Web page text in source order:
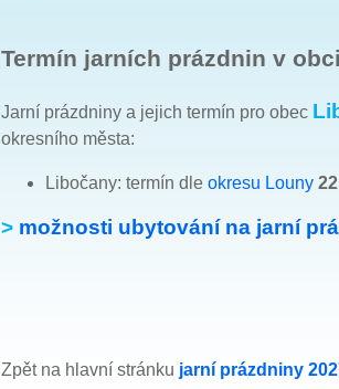
Termín jarních prázdnin v
Jarní prázdniny a jejich termín pro obec
okresního města:
Libočany: termín dle okresu Louny
> možnosti ubytování na jarní
Zpět na hlavní stránku jarní prázdniny